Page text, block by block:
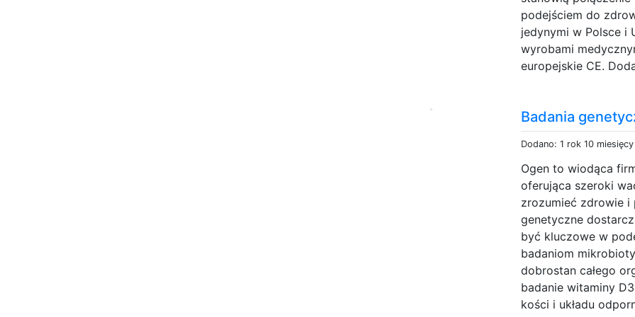
podejściem do
jedynymi w Polsce i
wyrobami
europejskie CE.
Badania
Dodano: 1 rok 10
Ogen to wiodąca
oferująca szeroki
zrozumieć zdrowie i
genetyczne
być kluczowe w
badaniom
dobrostan całego
badanie witaminy
kości i układu